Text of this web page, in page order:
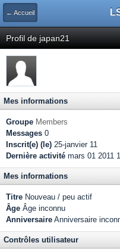
← Accueil
Profil de japan21
Mes informations
Groupe Members
Messages 0
Inscrit(e) (le) 25-janvier 11
Dernière activité mars 01 2011
Mes informations
Titre Nouveau / peu actif
Âge Âge inconnu
Anniversaire Anniversaire
Contrôles utilisateur